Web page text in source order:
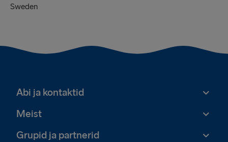
Sweden
Abi ja kontaktid
Meist
Grupid ja partnerid